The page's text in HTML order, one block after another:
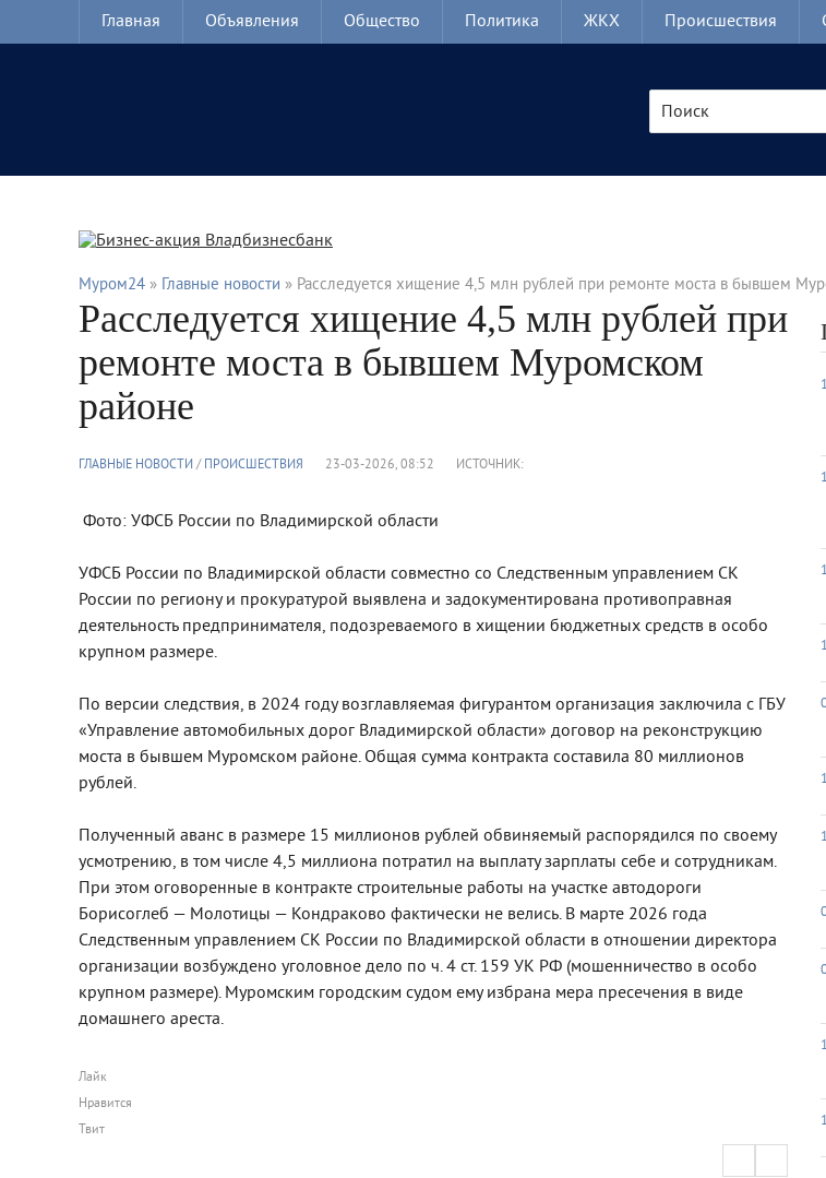
Главная Объявления Общество Политика ЖКХ Происшествия
Муром24 » Главные новости » Расследуется хищение 4,5 млн рублей при ремонте моста в бывшем
Расследуется хищение 4,5 млн рублей при
ремонте моста в бывшем Муромском
районе
ГЛАВНЫЕ НОВОСТИ/ ПРОИСШЕСТВИЯ 23-03-2026, 08:52 ИСТОЧНИК:
Фото: УФСБ России по Владимирской области
УФСБ России по Владимирской области совместно со Следственным управлением СК
России по региону и прокуратурой выявлена и задокументирована противоправная
деятельность предпринимателя, подозреваемого в хищении бюджетных средств в особо
крупном размере.
По версии следствия, в 2024 году возглавляемая фигурантом организация заключила с ГБУ
«Управление автомобильных дорог Владимирской области» договор на реконструкцию
моста в бывшем Муромском районе. Общая сумма контракта составила 80 миллионов
рублей.
Полученный аванс в размере 15 миллионов рублей обвиняемый распорядился по своему
усмотрению, в том числе 4,5 миллиона потратил на выплату зарплаты себе и сотрудникам.
При этом оговоренные в контракте строительные работы на участке автодороги
Борисоглеб — Молотицы — Кондраково фактически не велись. В марте 2026 года
Следственным управлением СК России по Владимирской области в отношении директора
организации возбуждено уголовное дело по ч. 4 ст. 159 УК РФ (мошенничество в особо
крупном размере). Муромским городским судом ему избрана мера пресечения в виде
домашнего ареста.
Лайк
Нравится
Твит